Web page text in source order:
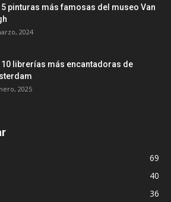
5 pinturas más famosas del museo Van
2024
10 librerías más encantadoras de
2025
69
40
36